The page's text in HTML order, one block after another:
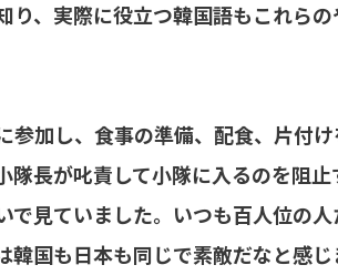
、実際に役立つ韓国語もこれら
加し、食事の準備、配食、片付
長が叱責して小隊に入るのを阻
見ていました。いつも百人位の
国も日本も同じで素敵だなと感じ